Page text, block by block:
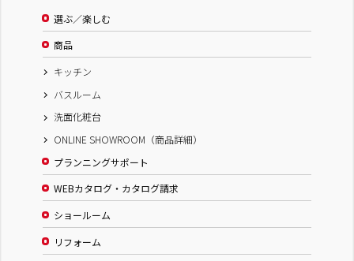
選ぶ／楽しむ
商品
キッチン
バスルーム
洗面化粧台
ONLINE SHOWROOM（商品詳細）
プランニングサポート
WEBカタログ・カタログ請求
ショールーム
リフォーム